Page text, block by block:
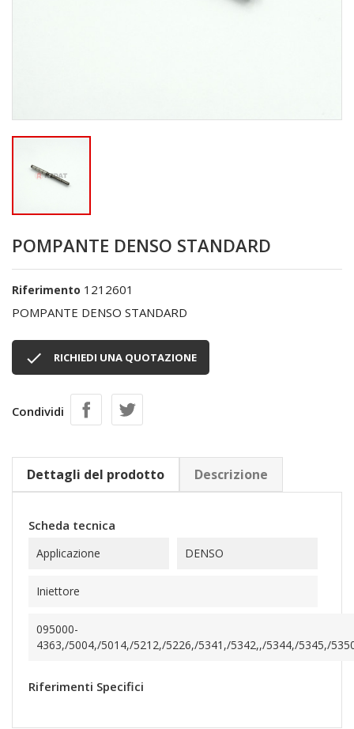
POMPANTE DENSO STANDARD
Riferimento 1212601
POMPANTE DENSO STANDARD
 RICHIEDI UNA QUOTAZIONE
Condividi
Dettagli del prodotto Descrizione
Scheda tecnica
Applicazione DENSO
Iniettore
095000-
4363,/5004,/5014,/5212,/5226,/5341,/5342,,/5344,/5345,/
Riferimenti Specifici